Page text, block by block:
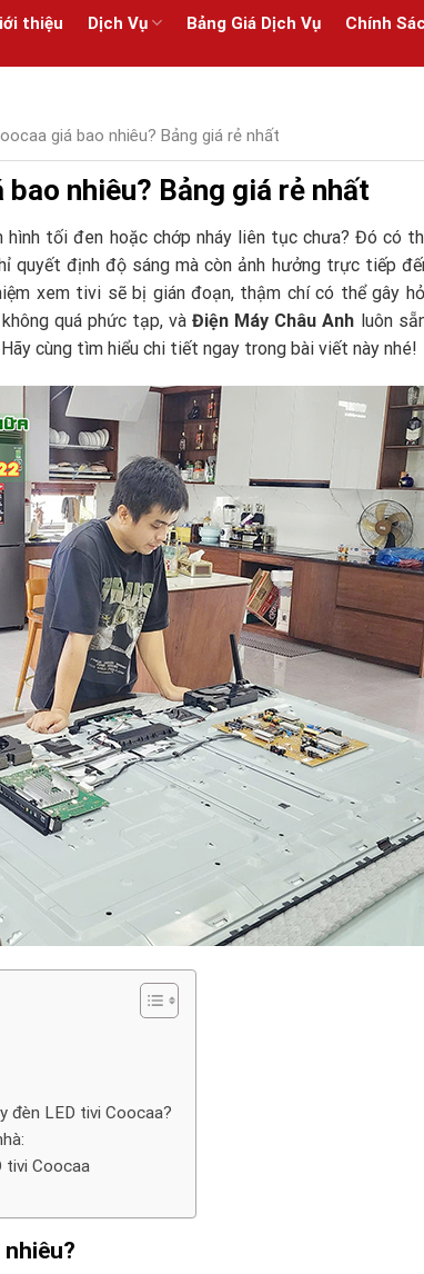
thiệu Dịch Vụ Bảng Giá Dịch Vụ Chính
giá bao nhiêu? Bảng giá rẻ nhất
nhiêu? Bảng giá rẻ nhất
tối đen hoặc chớp nháy liên tục chưa? Đó có
quyết định độ sáng mà còn ảnh hưởng trực tiếp
xem tivi sẽ bị gián đoạn, thậm chí có thể gây
quá phức tạp, vàĐiện Máy Châu Anh luôn
cùng tìm hiểu chi tiết ngay trong bài viết này nhé!
đèn LED tivi Coocaa?
tivi Coocaa